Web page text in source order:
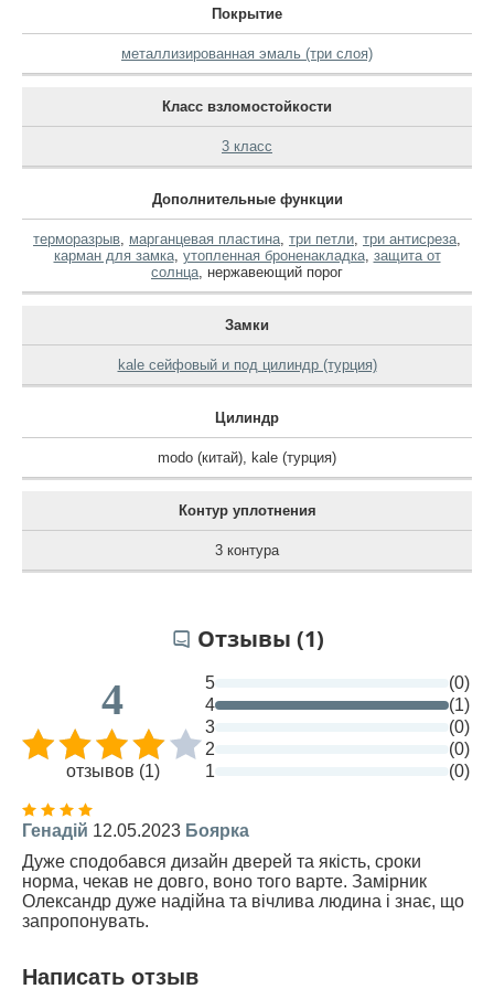
Покрытие
металлизированная эмаль (три слоя)
Класс взломостойкости
3 класс
Дополнительные функции
терморазрыв, марганцевая пластина, три петли, три антисреза,
карман для замка, утопленная броненакладка, защита от
солнца, нержавеющий порог
Замки
kale сейфовый и под цилиндр (турция)
Цилиндр
modo (китай), kale (турция)
Контур уплотнения
3 контура
Отзывы (1)
4
отзывов (1)
5
(0)
4
(1)
3
(0)
2
(0)
1
(0)
Генадій 12.05.2023 Боярка
Дуже сподобався дизайн дверей та якість, сроки
норма, чекав не довго, воно того варте. Замірник
Олександр дуже надійна та вічлива людина і знає, що
запропонувать.
Написать отзыв